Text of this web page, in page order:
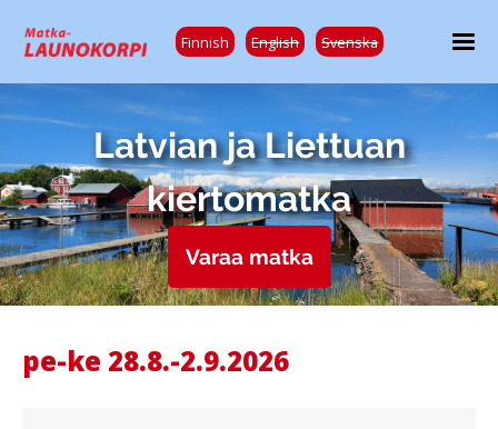
Finnish English Svenska
Latvian ja Liettuan
kiertomatka
Varaa matka
pe-ke 28.8.-2.9.2026